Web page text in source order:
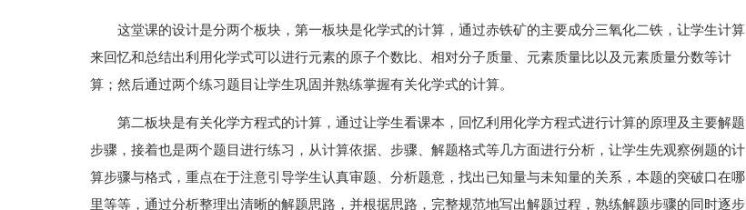
这堂课的设计是分两个板块，第一板块是化学式的计算，通过赤铁矿的主要成分三氧化二铁，让学生计算
来回忆和总结出利用化学式可以进行元素的原子个数比、相对分子质量、元素质量比以及元素质量分数等计
算；然后通过两个练习题目让学生巩固并熟练掌握有关化学式的计算。
第二板块是有关化学方程式的计算，通过让学生看课本，回忆利用化学方程式进行计算的原理及主要解题
步骤，接着也是两个题目进行练习，从计算依据、步骤、解题格式等几方面进行分析，让学生先观察例题的计
算步骤与格式，重点在于注意引导学生认真审题、分析题意，找出已知量与未知量的关系，本题的突破口在哪
里等等，通过分析整理出清晰的解题思路，并根据思路，完整规范地写出解题过程，熟练解题步骤的同时逐步